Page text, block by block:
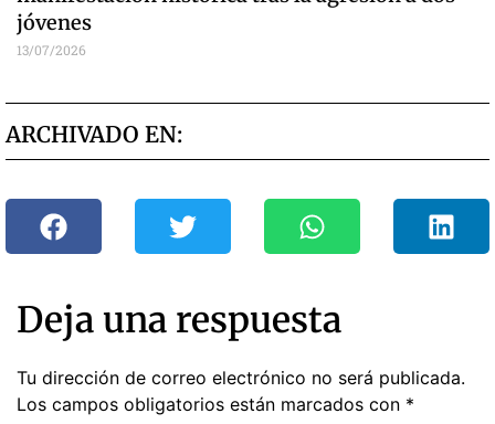
jóvenes
13/07/2026
ARCHIVADO EN:
Deja una respuesta
Tu dirección de correo electrónico no será publicada.
Los campos obligatorios están marcados con *